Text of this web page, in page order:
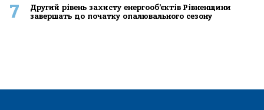
7
Другий рівень захисту енергооб’єктів Рівненщини
завершать до початку опалювального сезону